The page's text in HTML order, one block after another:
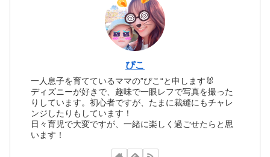
ぴこ
一人息子を育てているママの”ぴこ“と申します🐰
ディズニーが好きで、趣味で一眼レフで写真を撮った
りしています。初心者ですが、たまに裁縫にもチャレ
ンジしたりもしています！
日々育児で大変ですが、一緒に楽しく過ごせたらと思
います！